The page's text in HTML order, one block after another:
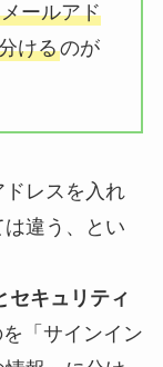
ールアド
けるのが
レスを入れ
違う、とい
キュリティ
「サインイン